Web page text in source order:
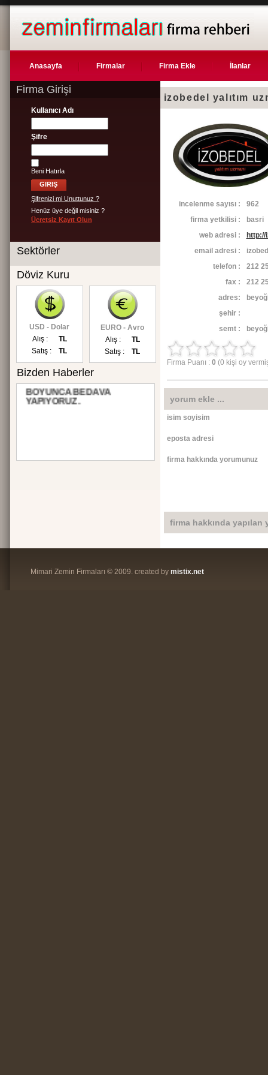
Anasayfa Firmalar Firma Ekle İlanlar
Firma Girişi
Kullanıcı Adı
Şifre
Beni Hatırla
Şifrenizi mi Unuttunuz ?
Henüz üye değil misiniz ?
Ücretsiz Kayıt Olun
Sektörler
Döviz Kuru
USD - Dolar
Alış :
TL
Satış :
TL
EURO - Avro
Alış :
TL
Satış :
TL
Bizden Haberler
SİTENİZİN TANITIMINI 3 AY
BOYUNCA BEDAVA
YAPIYORUZ.
izobedel yalıtım
incelenme sayısı :
962
firma yetkilisi :
basri
web adresi :
http://
email adresi :
telefon :
212
fax :
212
adres:
şehir :
semt :
Firma Puanı : 0 (0 kişi oy
yorum ekle ...
isim soyisim
eposta adresi
firma hakkında yorumunuz
firma hakkında yapılan
Mimari Zemin Firmaları © 2009. created by mistix.net